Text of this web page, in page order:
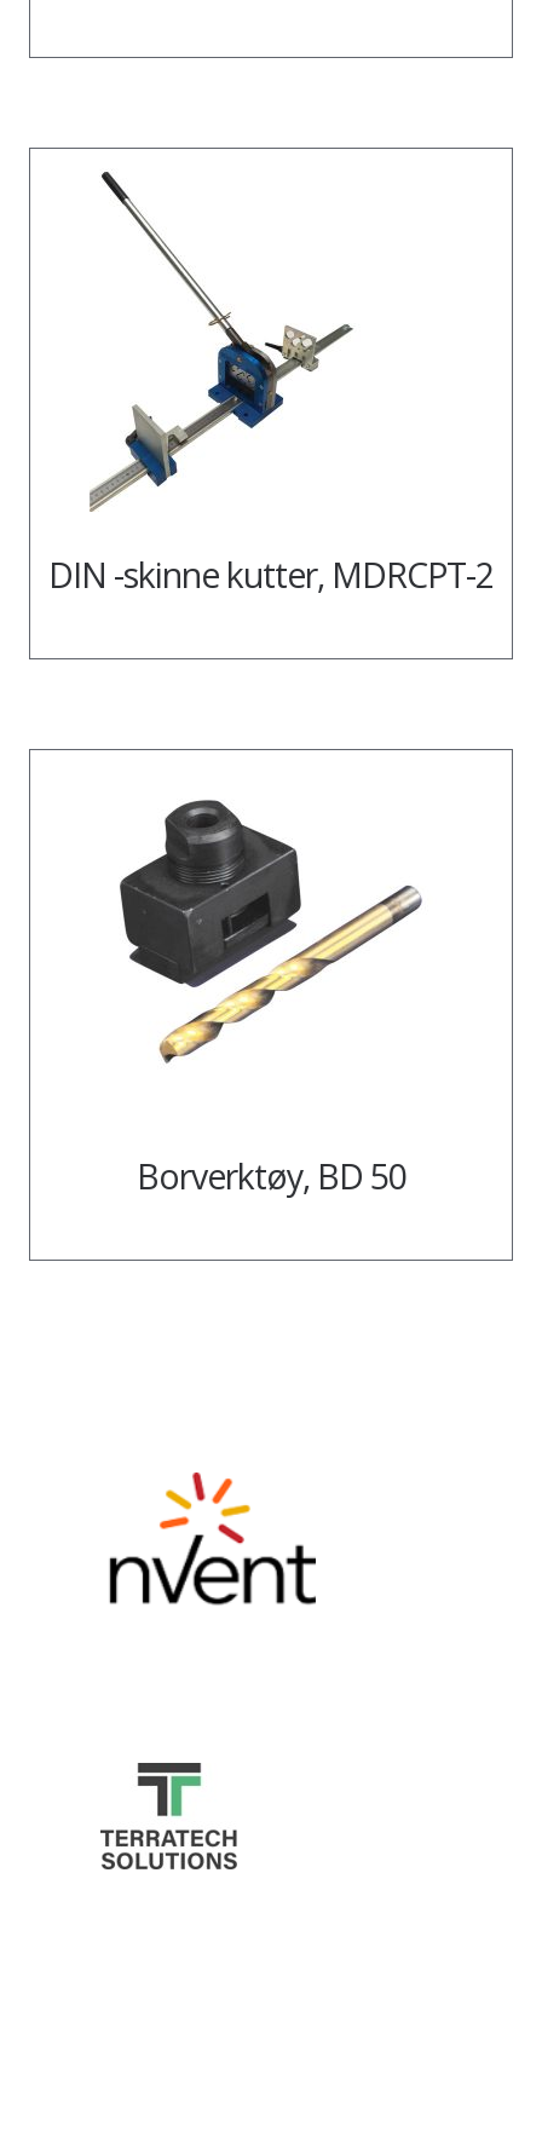
DIN -skinne kutter, MDRCPT-2
Borverktøy, BD 50